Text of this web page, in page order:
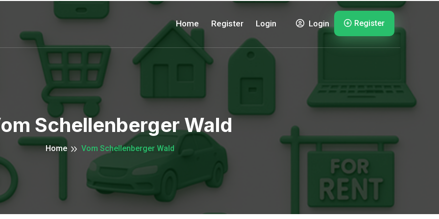
Home Register Login Login Register
Schellenberger Wald
Home Vom Schellenberger Wald